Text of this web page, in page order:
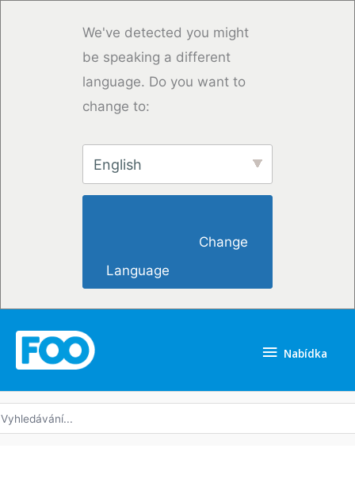
We've detected you might
be speaking a different
language. Do you want to
change to:
English
Language
Nabídka